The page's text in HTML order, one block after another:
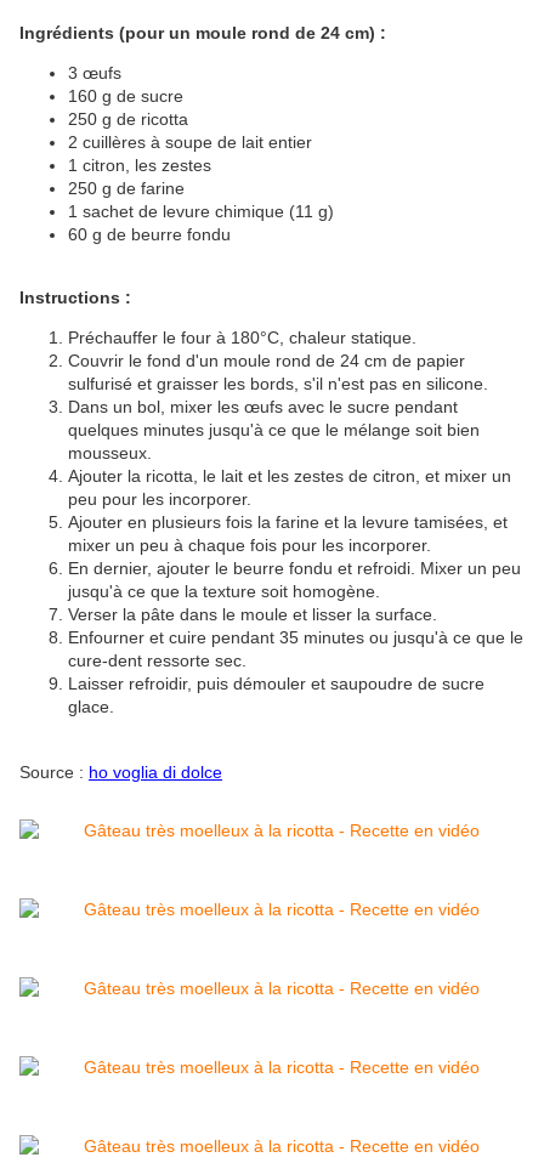
Ingrédients (pour un moule rond de 24 cm) :
3 œufs
160 g de sucre
250 g de ricotta
2 cuillères à soupe de lait entier
1 citron, les zestes
250 g de farine
1 sachet de levure chimique (11 g)
60 g de beurre fondu
Instructions :
Préchauffer le four à 180°C, chaleur statique.
Couvrir le fond d'un moule rond de 24 cm de papier
sulfurisé et graisser les bords, s'il n'est pas en silicone.
Dans un bol, mixer les œufs avec le sucre pendant
quelques minutes jusqu'à ce que le mélange soit bien
mousseux.
Ajouter la ricotta, le lait et les zestes de citron, et mixer un
peu pour les incorporer.
Ajouter en plusieurs fois la farine et la levure tamisées, et
mixer un peu à chaque fois pour les incorporer.
En dernier, ajouter le beurre fondu et refroidi. Mixer un peu
jusqu'à ce que la texture soit homogène.
Verser la pâte dans le moule et lisser la surface.
Enfourner et cuire pendant 35 minutes ou jusqu'à ce que le
cure-dent ressorte sec.
Laisser refroidir, puis démouler et saupoudre de sucre
glace.
Source : ho voglia di dolce